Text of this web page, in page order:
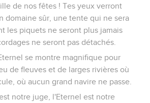
de nos fêtes ! Tes yeux verront
domaine sûr, une tente qui ne sera
les piquets ne seront plus jamais
ne seront pas détachés.
se montre magnifique pour
de fleuves et de larges rivières où
où aucun grand navire ne passe.
notre juge, l'Eternel est notre